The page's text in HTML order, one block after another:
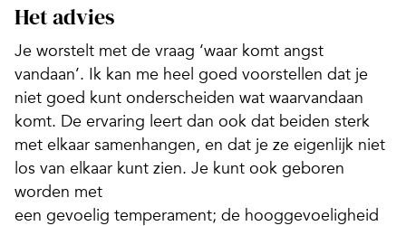
Het advies
Je worstelt met de vraag ‘waar komt angst
vandaan’. Ik kan me heel goed voorstellen dat je
niet goed kunt onderscheiden wat waarvandaan
komt. De ervaring leert dan ook dat beiden sterk
met elkaar samenhangen, en dat je ze eigenlijk niet
los van elkaar kunt zien. Je kunt ook geboren
worden met
een gevoelig temperament; de hooggevoeligheid